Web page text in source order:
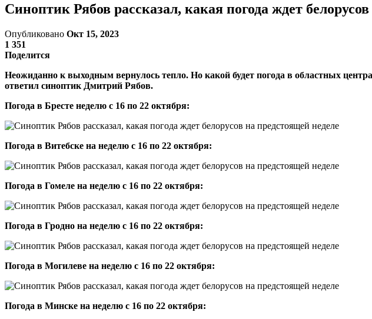
Синоптик Рябов рассказал, какая погода ждет
Опубликовано Окт 15, 2023
1 351
Поделится
Неожиданно к выходным вернулось тепло. Но какой будет погода в областных
ответил синоптик Дмитрий Рябов.
Погода в Бресте неделю с 16 по 22 октября:
Погода в Витебске на неделю с 16 по 22 октября:
Погода в Гомеле на неделю с 16 по 22 октября:
Погода в Гродно на неделю с 16 по 22 октября:
Погода в Могилеве на неделю с 16 по 22 октября:
Погода в Минске на неделю с 16 по 22 октября: